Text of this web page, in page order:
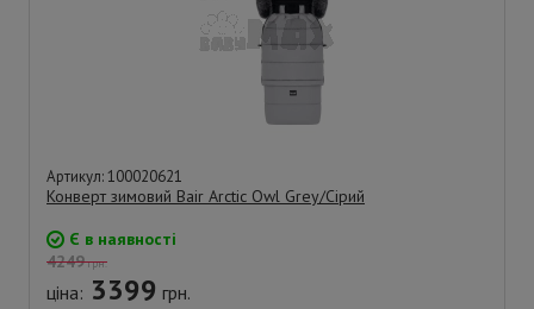
Артикул: 100020621
Конверт зимовий Bair Arctic Owl Grey/Сірий
Є в наявності
4249грн.
ціна: 3399 грн.